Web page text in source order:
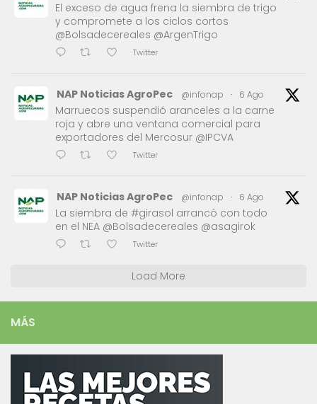
El exceso de agua frena la siembra de trigo
y compromete a los ciclos cortos
@Bolsadecereales @ArgenTrigo
Twitter
NAP Noticias AgroPec @infonap · 6 Ago
Marruecos suspendió aranceles a la carne
roja y abre una ventana comercial para
exportadores del Mercosur @IPCVA
Twitter
NAP Noticias AgroPec @infonap · 6 Ago
La siembra de #girasol arrancó con todo
en el NEA @Bolsadecereales @asagirok
Twitter
Load More
MÁS